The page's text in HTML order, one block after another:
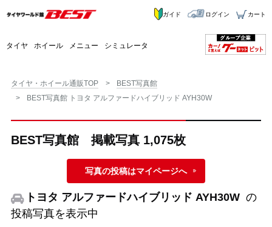
タイヤ ホイール メニュー シミュレータ
ガイド ログイン カート
タイヤ・ホイール通販TOP
BEST写真館
BEST写真館 トヨタ アルファードハイブリッド AYH30W
BEST写真館 掲載写真 1,075枚
写真の投稿はマイページへ
トヨタ アルファードハイブリッド AYH30W の
投稿写真を表示中